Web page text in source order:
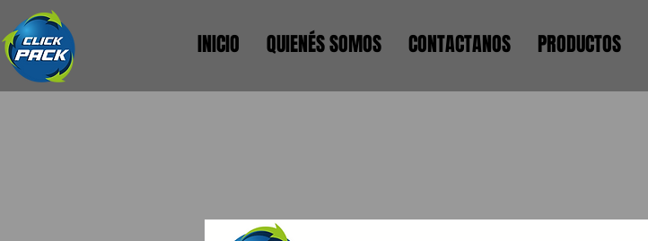
INICIO QUIENÉS SOMOS CONTACTANOS PRODUCTOS